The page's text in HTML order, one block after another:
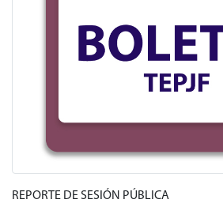
REPORTE DE SESIÓN PÚBLICA